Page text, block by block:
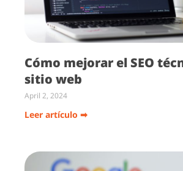
Cómo mejorar el SEO
sitio web
April 2, 2024
Leer artículo ➡